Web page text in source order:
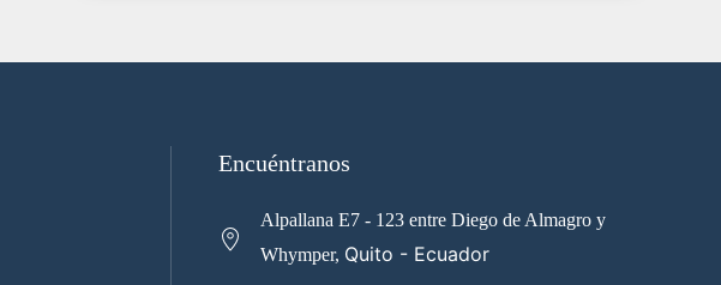
Encuéntranos
Alpallana E7 - 123 entre Diego de Almagro y
Whymper, Quito - Ecuador